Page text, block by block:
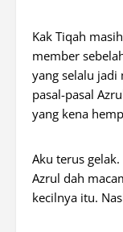
Kak Tiqah
member
yang selalu jadi
pasal-pasal
yang kena
Aku terus
Azrul dah
kecilnya itu.